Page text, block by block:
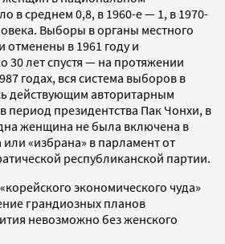
в среднем 0,8, в 1960-е — 1, в 1970-
Выборы в органы местного
в 1961 году и
30 лет спустя — на протяжении
годах, вся система выборов в
действующим авторитарным
президентства Пак Чонхи, в
женщина не была включена в
или «избрана» в парламент от
республиканской партии.
экономического чуда»
грандиозных планов
невозможно без женского